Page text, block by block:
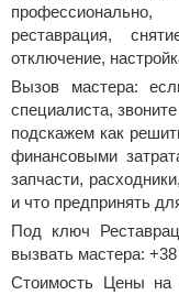
реставрация,
отключение,
Вызов мастера:
специалиста,
подскажем как
финансовыми
запчасти,
и что предпринять
Под ключ
вызвать мастера:
Стоимость Цены на